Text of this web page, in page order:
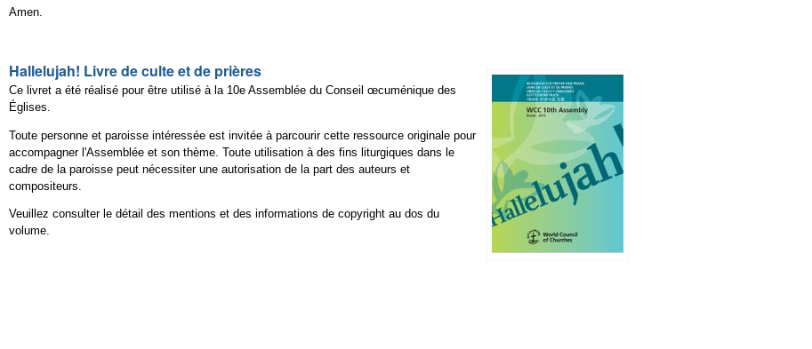
Amen.
Hallelujah! Livre de culte et de prières
Ce livret a été réalisé pour être utilisé à la 10e Assemblée du Conseil œcuménique des
Églises.
Toute personne et paroisse intéressée est invitée à parcourir cette ressource originale pour
accompagner l'Assemblée et son thème. Toute utilisation à des fins liturgiques dans le
cadre de la paroisse peut nécessiter une autorisation de la part des auteurs et
compositeurs.
Veuillez consulter le détail des mentions et des informations de copyright au dos du
volume.